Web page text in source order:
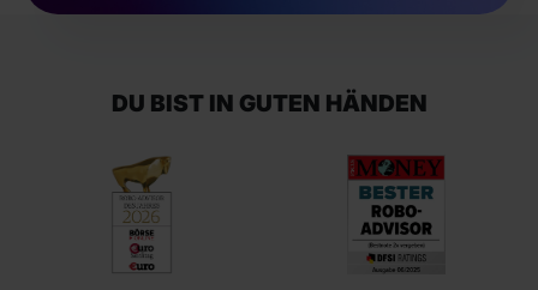
DU BIST IN GUTEN HÄNDEN